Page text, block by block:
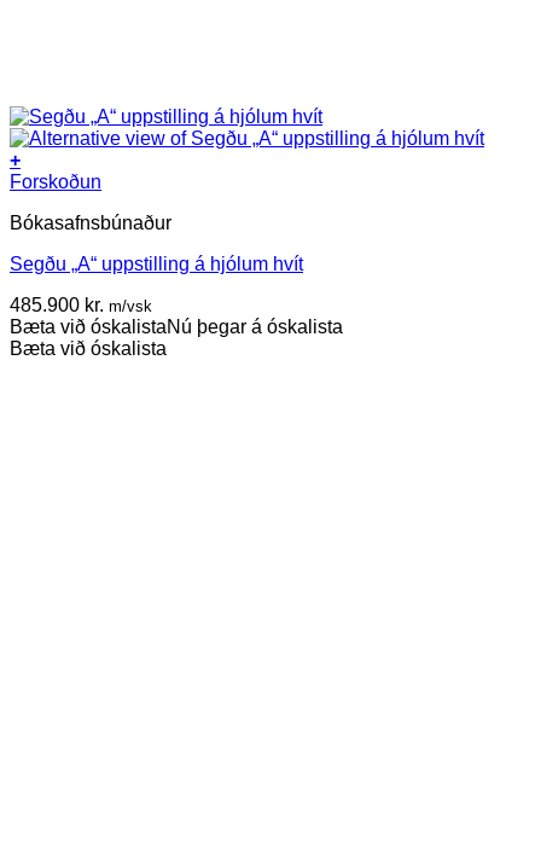
+
Forskoðun
Bókasafnsbúnaður
Segðu „A“ uppstilling á hjólum hvít
485.900 kr. m/vsk
Bæta við óskalistaNú þegar á óskalista
Bæta við óskalista